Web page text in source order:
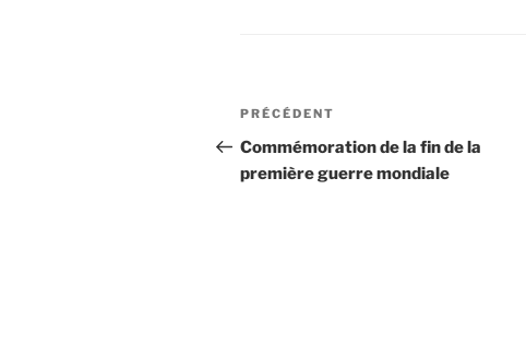
Navigation
de
l’article
Article
précédent
PRÉCÉDENT
Commémoration de la fin de la
première guerre mondiale